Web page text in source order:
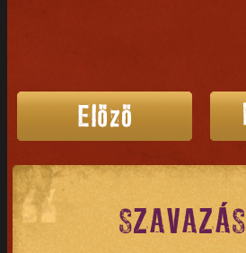
SZAVAZÁS